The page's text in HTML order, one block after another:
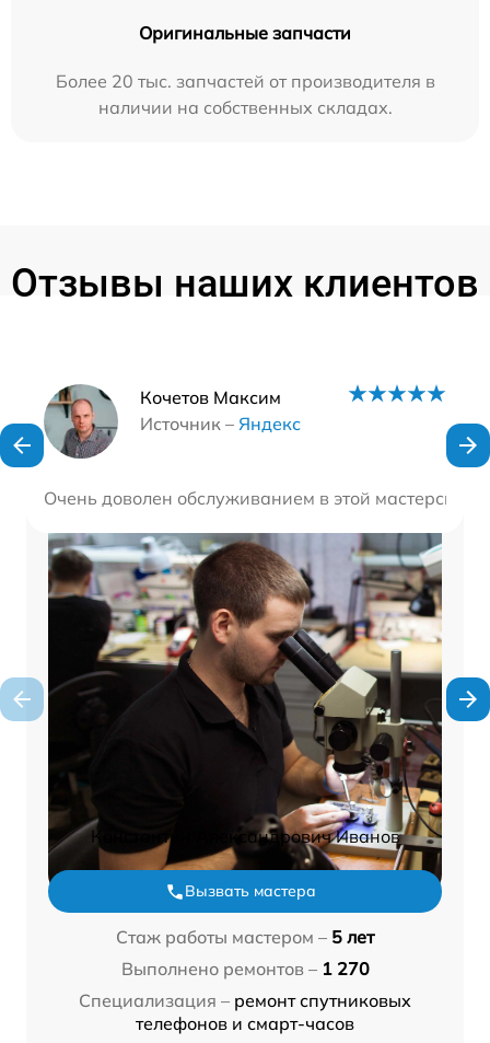
Оригинальные запчасти
Более 20 тыс. запчастей от производителя в
наличии на собственных складах.
Отзывы наших клиентов
Кочетов Максим
Источник – Яндекс
Очень доволен обслуживанием в этой
Наши мастера
Константин Александрович Иванов
Вызвать мастера
Стаж работы мастером – 5 лет
Выполнено ремонтов – 1 270
Специализация – ремонт спутниковых
телефонов и смарт-часов